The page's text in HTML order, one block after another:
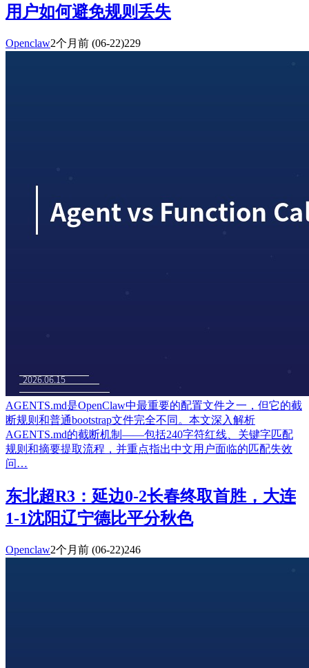
用户如何避免规则丢失
Openclaw2个月前 (06-22)229
AGENTS.md是OpenClaw中最重要的配置文件之一，但它的截
断规则和普通bootstrap文件完全不同。本文深入解析
AGENTS.md的截断机制——包括240字符红线、关键字匹配
规则和摘要提取流程，并重点指出中文用户面临的匹配失效
问…
东北超R3：延边0-2长春终取首胜，大连
1-1沈阳辽宁德比平分秋色
Openclaw2个月前 (06-22)246